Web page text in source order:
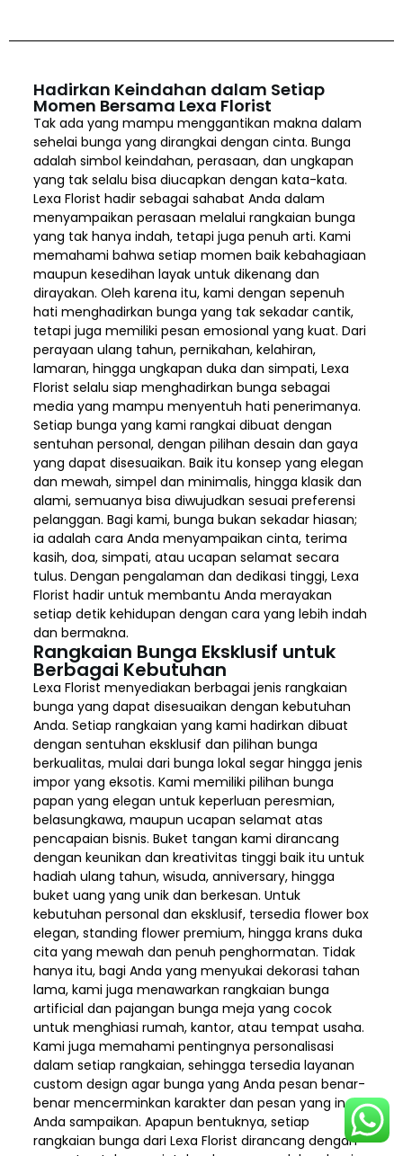
Hadirkan Keindahan dalam Setiap
Momen Bersama Lexa Florist
Tak ada yang mampu menggantikan makna dalam
sehelai bunga yang dirangkai dengan cinta. Bunga
adalah simbol keindahan, perasaan, dan ungkapan
yang tak selalu bisa diucapkan dengan kata-kata.
Lexa Florist hadir sebagai sahabat Anda dalam
menyampaikan perasaan melalui rangkaian bunga
yang tak hanya indah, tetapi juga penuh arti. Kami
memahami bahwa setiap momen baik kebahagiaan
maupun kesedihan layak untuk dikenang dan
dirayakan. Oleh karena itu, kami dengan sepenuh
hati menghadirkan bunga yang tak sekadar cantik,
tetapi juga memiliki pesan emosional yang kuat. Dari
perayaan ulang tahun, pernikahan, kelahiran,
lamaran, hingga ungkapan duka dan simpati, Lexa
Florist selalu siap menghadirkan bunga sebagai
media yang mampu menyentuh hati penerimanya.
Setiap bunga yang kami rangkai dibuat dengan
sentuhan personal, dengan pilihan desain dan gaya
yang dapat disesuaikan. Baik itu konsep yang elegan
dan mewah, simpel dan minimalis, hingga klasik dan
alami, semuanya bisa diwujudkan sesuai preferensi
pelanggan. Bagi kami, bunga bukan sekadar hiasan;
ia adalah cara Anda menyampaikan cinta, terima
kasih, doa, simpati, atau ucapan selamat secara
tulus. Dengan pengalaman dan dedikasi tinggi, Lexa
Florist hadir untuk membantu Anda merayakan
setiap detik kehidupan dengan cara yang lebih indah
dan bermakna.
Rangkaian Bunga Eksklusif untuk
Berbagai Kebutuhan
Lexa Florist menyediakan berbagai jenis rangkaian
bunga yang dapat disesuaikan dengan kebutuhan
Anda. Setiap rangkaian yang kami hadirkan dibuat
dengan sentuhan eksklusif dan pilihan bunga
berkualitas, mulai dari bunga lokal segar hingga jenis
impor yang eksotis. Kami memiliki pilihan bunga
papan yang elegan untuk keperluan peresmian,
belasungkawa, maupun ucapan selamat atas
pencapaian bisnis. Buket tangan kami dirancang
dengan keunikan dan kreativitas tinggi baik itu untuk
hadiah ulang tahun, wisuda, anniversary, hingga
buket uang yang unik dan berkesan. Untuk
kebutuhan personal dan eksklusif, tersedia flower box
elegan, standing flower premium, hingga krans duka
cita yang mewah dan penuh penghormatan. Tidak
hanya itu, bagi Anda yang menyukai dekorasi tahan
lama, kami juga menawarkan rangkaian bunga
artificial dan pajangan bunga meja yang cocok
untuk menghiasi rumah, kantor, atau tempat usaha.
Kami juga memahami pentingnya personalisasi
dalam setiap rangkaian, sehingga tersedia layanan
custom design agar bunga yang Anda pesan benar-
benar mencerminkan karakter dan pesan yang ingin
Anda sampaikan. Apapun bentuknya, setiap
rangkaian bunga dari Lexa Florist dirancang dengan